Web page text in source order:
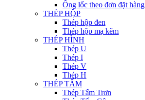
Ống lốc theo đơn đặt hàng
THÉP HỘP
Thép hộp đen
Thép hộp mạ kẽm
THÉP HÌNH
Thép U
Thép I
Thép V
Thép H
THÉP TẤM
Thép Tấm Trơn